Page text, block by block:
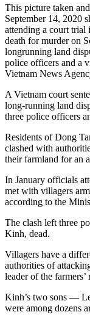
This picture taken
September 14, 2020
attending a court trial
death for murder on
longrunning land
police officers and a
Vietnam News
A Vietnam court
long-running land
three police officers
Residents of Dong
clashed with
their farmland for an
In January officials
met with villagers
according to the
The clash left three
Kinh, dead.
Villagers have a
authorities of
leader of the farmers’
Kinh’s two sons —
were among dozens